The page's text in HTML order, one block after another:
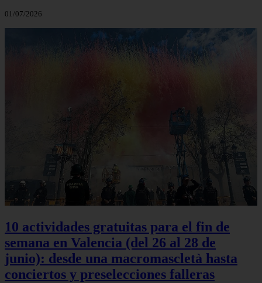
01/07/2026
10 actividades gratuitas para el fin de
semana en Valencia (del 26 al 28 de
junio): desde una macromascletà hasta
conciertos y preselecciones falleras